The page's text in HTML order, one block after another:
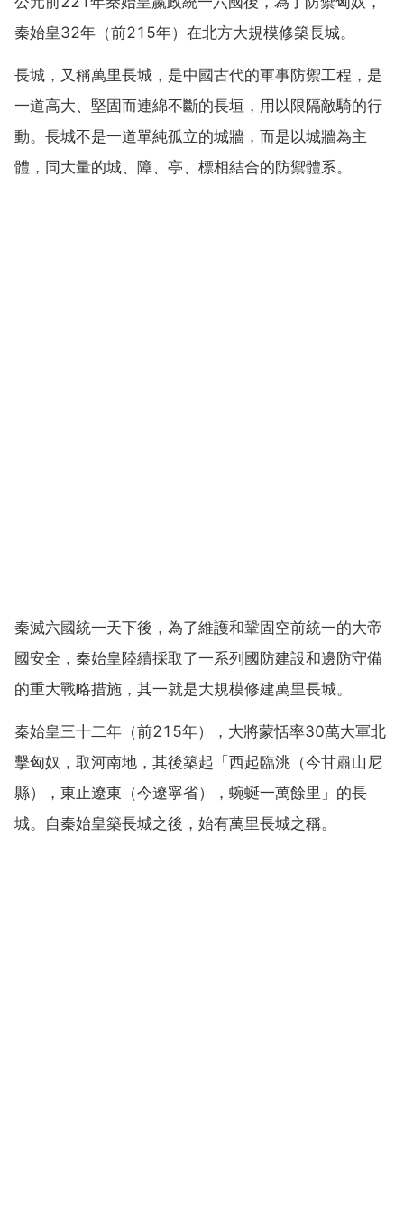
秦始皇32年（前215年）在北方大規模修築長城。
長城，又稱萬里長城，是中國古代的軍事防禦工程，是
一道高大、堅固而連綿不斷的長垣，用以限隔敵騎的行
動。長城不是一道單純孤立的城牆，而是以城牆為主
體，同大量的城、障、亭、標相結合的防禦體系。
秦滅六國統一天下後，為了維護和鞏固空前統一的大帝
國安全，秦始皇陸續採取了一系列國防建設和邊防守備
的重大戰略措施，其一就是大規模修建萬里長城。
秦始皇三十二年（前215年），大將蒙恬率30萬大軍北
擊匈奴，取河南地，其後築起「西起臨洮（今甘肅山尼
縣），東止遼東（今遼寧省），蜿蜒一萬餘里」的長
城。自秦始皇築長城之後，始有萬里長城之稱。